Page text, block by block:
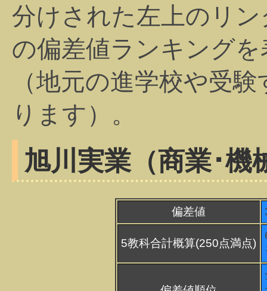
分けされた左上のリ
の偏差値ランキング
（地元の進学校や受
ります）。
旭川実業（商業･機
偏差値
5教科合計概算(250点満点)